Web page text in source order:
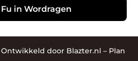
in Wordragen
Ontwikkeld door Blazter.nl – Plan